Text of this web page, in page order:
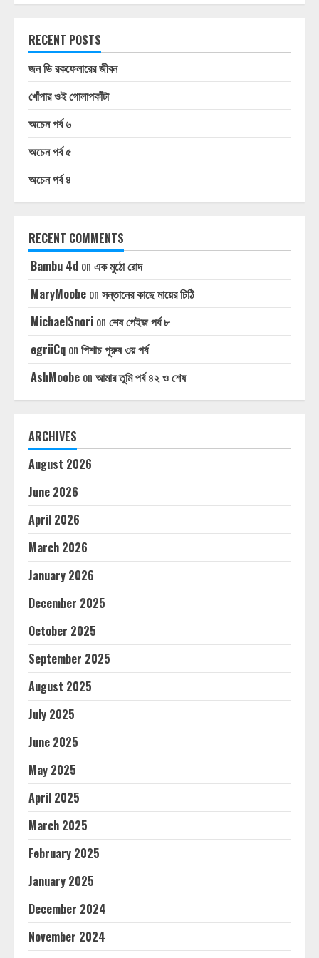
RECENT POSTS
জন ডি রকফেলারের জীবন
খোঁপার ওই গোলাপকাঁটা
অচেন পর্ব ৬
অচেন পর্ব ৫
অচেন পর্ব ৪
RECENT COMMENTS
Bambu 4d on এক মুঠো রোদ
MaryMoobe on সন্তানের কাছে মায়ের চিঠি
MichaelSnori on শেষ পেইজ পর্ব ৮
egriiCq on পিশাচ পুরুষ ৩য় পর্ব
AshMoobe on আমার তুমি পর্ব ৪২ ও শেষ
ARCHIVES
August 2026
June 2026
April 2026
March 2026
January 2026
December 2025
October 2025
September 2025
August 2025
July 2025
June 2025
May 2025
April 2025
March 2025
February 2025
January 2025
December 2024
November 2024